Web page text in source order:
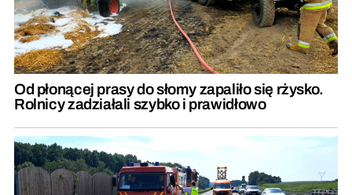
Od płonącej prasy do słomy zapaliło się rżysko.
Rolnicy zadziałali szybko i prawidłowo